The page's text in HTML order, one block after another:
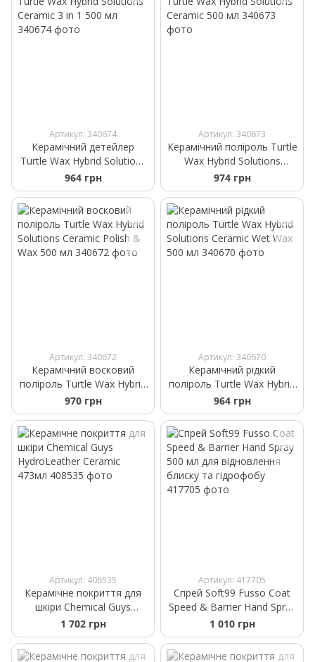
Артикул: 340674
Керамічний детейлер
Turtle Wax Hybrid Solutions
Ceramic 3 in 1 500 мл
964 грн
Артикул: 340673
Керамічний поліроль Turtle
Wax Hybrid Solutions
Ceramic 500 мл
974 грн
Артикул: 340672
Керамічний восковий
поліроль Turtle Wax Hybrid
Solutions Ceramic Polish &
Wax 500 мл
970 грн
Артикул: 340670
Керамічний рідкий
поліроль Turtle Wax Hybrid
Solutions Ceramic Wet Wax
500 мл
964 грн
Артикул: 408535
Керамічне покриття для
шкіри Chemical Guys
HydroLeather Ceramic
473мл
1 702 грн
Артикул: 417705
Спрей Soft99 Fusso Coat
Speed & Barrier Hand Spray
500 мл для відновлення
блиску та гідрофобу
1 010 грн